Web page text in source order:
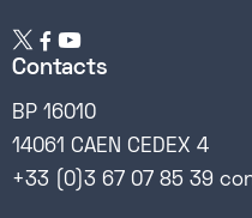
 
Contacts
BP 16010
14061 CAEN CEDEX 4
+33 (0)3 67 07 85 39